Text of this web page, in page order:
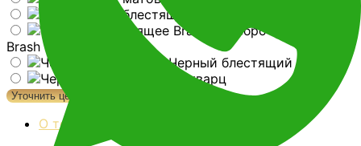
Серебро блестящее
Brash
Черный блестящий
Черный кварц
Уточнить цену
О товаре